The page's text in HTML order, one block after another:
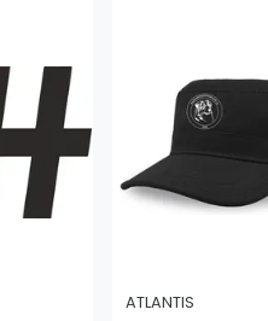
ATLANTIS